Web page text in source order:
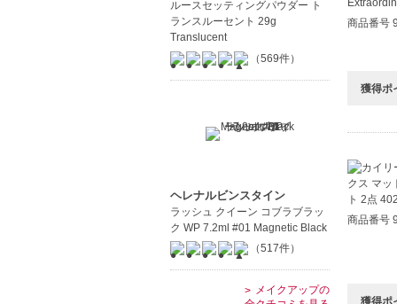
商品番号
獲得ポ
商品番号
獲得ポ
ルースセッティングパウダー ト
ランスルーセント 29g
Translucent
（569件）
ヘレナルビンスタイン
ラッシュ クイーン コブラブラッ
ク WP 7.2ml #01 Magnetic Black
（517件）
メイクアップの